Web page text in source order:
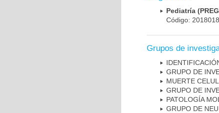
Pediatría
Código:
Grupos de
GRUPO DE
MUERTE
GRUPO DE
PATOLOGÍA
GRUPO DE